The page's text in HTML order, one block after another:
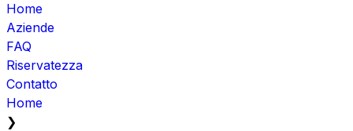
Home
Aziende
FAQ
Riservatezza
Contatto
Home
❯